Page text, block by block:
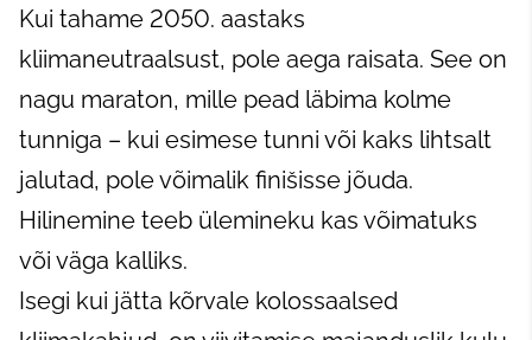
Kui tahame 2050. aastaks
kliimaneutraalsust, pole aega raisata. See on
nagu maraton, mille pead läbima kolme
tunniga – kui esimese tunni või kaks lihtsalt
jalutad, pole võimalik finišisse jõuda.
Hilinemine teeb ülemineku kas võimatuks
või väga kalliks.
Isegi kui jätta kõrvale kolossaalsed